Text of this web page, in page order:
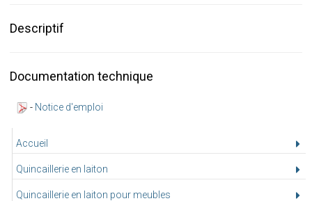
Accueil
Quincaillerie en laiton
Quincaillerie en laiton pour meubles
Descriptif
Documentation technique
- Notice d'emploi